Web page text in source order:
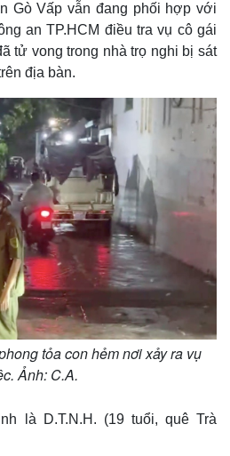
Gò Vấp vẫn đang phối hợp với
an TP.HCM điều tra vụ cô gái
tử vong trong nhà trọ nghi bị sát
địa bàn.
tỏa con hẻm nơi xảy ra vụ
Ảnh: C.A.
là D.T.N.H. (19 tuổi, quê Trà